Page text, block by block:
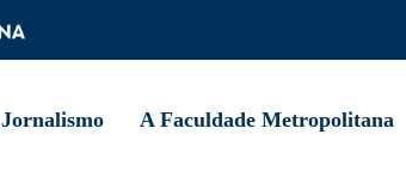
Jornalismo A Faculdade Metropolitana